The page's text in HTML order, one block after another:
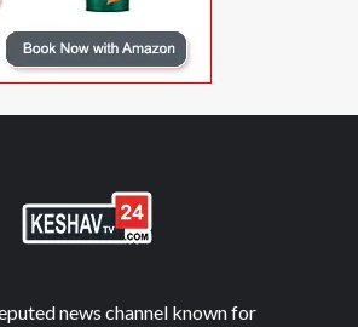
news channel known for